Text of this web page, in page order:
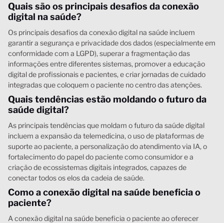
Quais são os principais desafios da conexão
digital na saúde?
Os principais desafios da conexão digital na saúde incluem
garantir a segurança e privacidade dos dados (especialmente em
conformidade com a LGPD), superar a fragmentação das
informações entre diferentes sistemas, promover a educação
digital de profissionais e pacientes, e criar jornadas de cuidado
integradas que coloquem o paciente no centro das atenções.
Quais tendências estão moldando o futuro da
saúde digital?
As principais tendências que moldam o futuro da saúde digital
incluem a expansão da telemedicina, o uso de plataformas de
suporte ao paciente, a personalização do atendimento via IA, o
fortalecimento do papel do paciente como consumidor e a
criação de ecossistemas digitais integrados, capazes de
conectar todos os elos da cadeia de saúde.
Como a conexão digital na saúde beneficia o
paciente?
A conexão digital na saúde beneficia o paciente ao oferecer